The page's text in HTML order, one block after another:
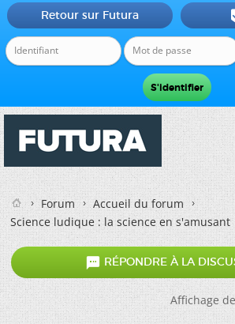
Retour sur Futura
Forum
Accueil du forum
Science ludique : la science en s'amusant
 RÉPONDRE À LA
Affichage